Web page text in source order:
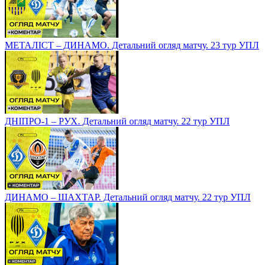
МЕТАЛІСТ – ДИНАМО. Детальний огляд матчу. 23 тур УПЛ
ДНІПРО-1 – РУХ. Детальний огляд матчу. 22 тур УПЛ
ДИНАМО – ШАХТАР. Детальний огляд матчу. 22 тур УПЛ